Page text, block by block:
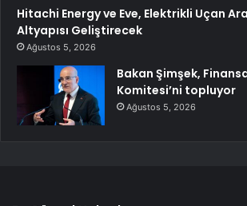
Hitachi Energy ve Eve, Elektrikli Uçan
Altyapısı Geliştirecek
Ağustos 5, 2026
Bakan Şimşek,
Komitesi’ni topluyor
Ağustos 5, 2026